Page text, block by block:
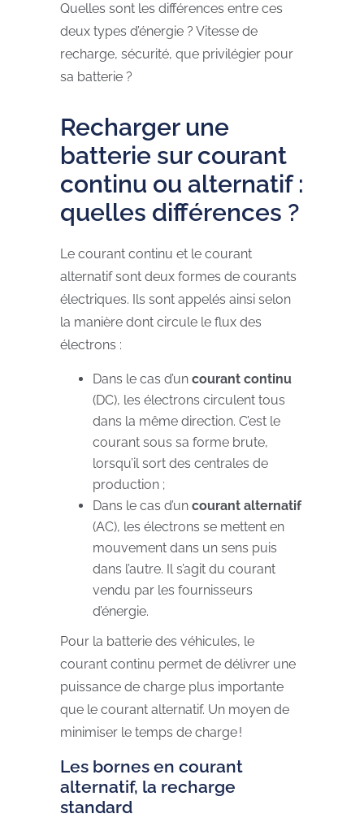
Quelles sont les différences entre ces
deux types d’énergie ? Vitesse de
recharge, sécurité, que privilégier pour
sa batterie ?
Recharger une
batterie sur courant
continu ou alternatif :
quelles différences ?
Le courant continu et le courant
alternatif sont deux formes de courants
électriques. Ils sont appelés ainsi selon
la manière dont circule le flux des
électrons :
Dans le cas d’un courant continu
(DC), les électrons circulent tous
dans la même direction. C’est le
courant sous sa forme brute,
lorsqu’il sort des centrales de
production ;
Dans le cas d’un courant alternatif
(AC), les électrons se mettent en
mouvement dans un sens puis
dans l’autre. Il s’agit du courant
vendu par les fournisseurs
d’énergie.
Pour la batterie des véhicules, le
courant continu permet de délivrer une
puissance de charge plus importante
que le courant alternatif. Un moyen de
minimiser le temps de charge !
Les bornes en courant
alternatif, la recharge
standard